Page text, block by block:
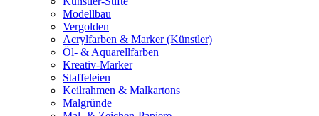
Modellbau
Vergolden
Acrylfarben & Marker (Künstler)
Öl- & Aquarellfarben
Kreativ-Marker
Staffeleien
Keilrahmen & Malkartons
Malgründe